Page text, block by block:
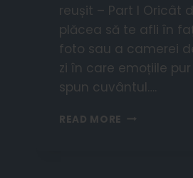
reușit – Part I Oricât
plăcea să te afli în
foto sau a camerei
zi în care emoțiile
spun cuvântul….
READ MORE